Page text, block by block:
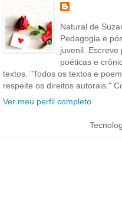
Natural de
Pedagogia e
juvenil.
poéticas e
textos. "Todos os textos e
respeite os direitos autorais."
Ver meu perfil completo